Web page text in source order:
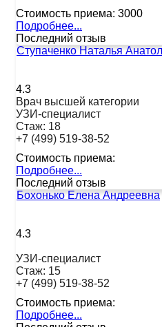
Стоимость приема: 3000
Подробнее...
Последний отзыв
Ступаченко Наталья
4.3
Врач высшей категории
УЗИ-специалист
Стаж: 18
+7 (499) 519-38-52
Стоимость приема:
Подробнее...
Последний отзыв
Бохонько Елена Андреевна
4.3
УЗИ-специалист
Стаж: 15
+7 (499) 519-38-52
Стоимость приема:
Подробнее...